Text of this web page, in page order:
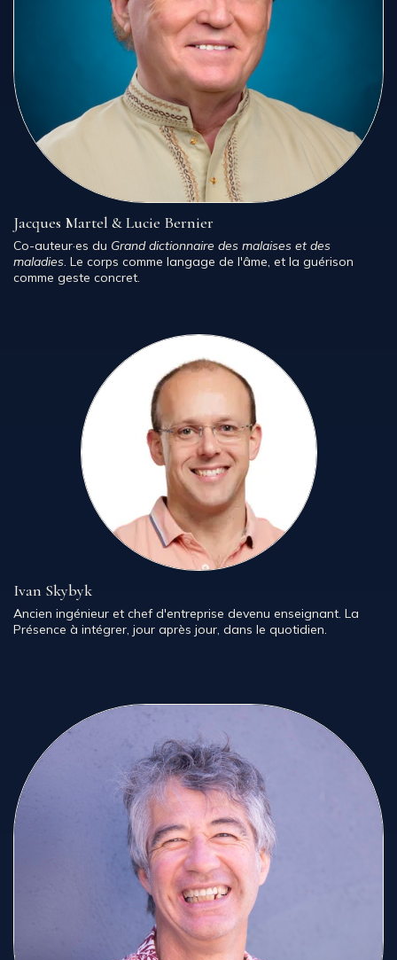
Jacques Martel & Lucie Bernier
Co-auteur·es du Grand dictionnaire des malaises et des
maladies. Le corps comme langage de l'âme, et la guérison
comme geste concret.
Ivan Skybyk
Ancien ingénieur et chef d'entreprise devenu enseignant. La
Présence à intégrer, jour après jour, dans le quotidien.